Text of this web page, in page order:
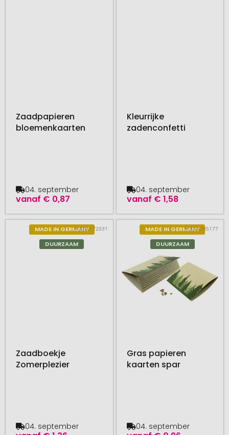
Zaadpapieren
bloemenkaarten
vanaf € 0,87
04. september
Kleurrijke
zadenconfetti
vanaf € 1,58
04. september
MADE IN GERMANY
DUURZAAM
# 330.172031
Zaadboekje
Zomerplezier
04. september
MADE IN GERMANY
DUURZAAM
# 330.285177
Gras papieren
kaarten spar
04. september